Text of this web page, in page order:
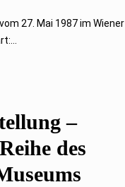
27. Mai 1987 im Wiener
–
des